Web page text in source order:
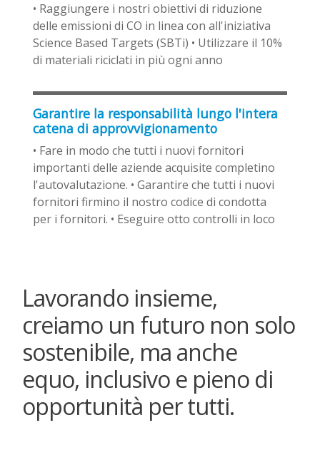
• Raggiungere i nostri obiettivi di riduzione
delle emissioni di CO in linea con all'iniziativa
Science Based Targets (SBTi) • Utilizzare il 10%
di materiali riciclati in più ogni anno
Garantire la responsabilità lungo l'intera
catena di approvvigionamento
• Fare in modo che tutti i nuovi fornitori
importanti delle aziende acquisite completino
l'autovalutazione. • Garantire che tutti i nuovi
fornitori firmino il nostro codice di condotta
per i fornitori. • Eseguire otto controlli in loco
Lavorando insieme,
creiamo un futuro non solo
sostenibile, ma anche
equo, inclusivo e pieno di
opportunità per tutti.